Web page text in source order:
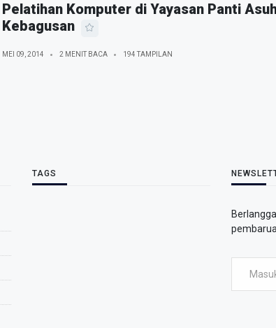
Pelatihan Komputer di Yayasan Panti
Kebagusan
MEI 09, 2014 2 MENIT BACA 194 TAMPILAN
TAGS